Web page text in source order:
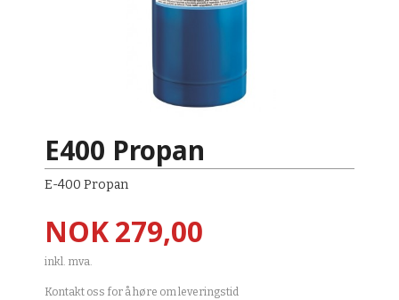
E400 Propan
E-400 Propan
Pris
NOK279,00
inkl. mva.
Kontakt oss for å høre om leveringstid